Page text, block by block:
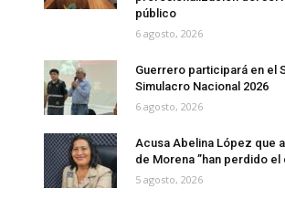
público
6 agosto, 2026
Guerrero participará en el
Simulacro Nacional 2026
6 agosto, 2026
Acusa Abelina López que
de Morena ”han perdido el
5 agosto, 2026